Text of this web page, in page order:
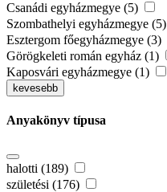
Csanádi egyházmegye (5)
Szombathelyi egyházmegye (5)
Esztergom főegyházmegye (3)
Görögkeleti román egyház (1)
Kaposvári egyházmegye (1)
kevesebb
Anyakönyv típusa
halotti (189)
születési (176)